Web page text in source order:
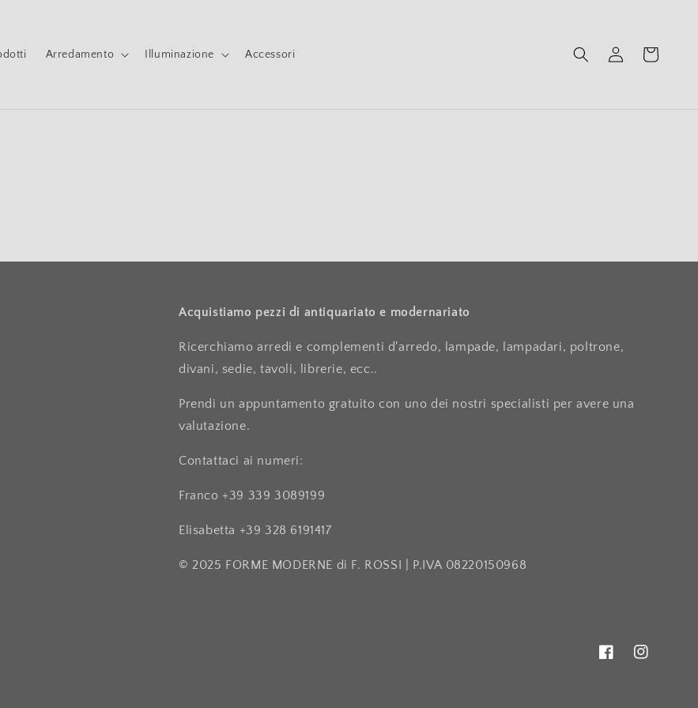
Arredamento Illuminazione Accessori Accedi Carrello
Acquistiamo pezzi di antiquariato e modernariato
Ricerchiamo arredi e complementi d'arredo, lampade, lampadari, poltrone,
divani, sedie, tavoli, librerie, ecc..
Prendi un appuntamento gratuito con uno dei nostri specialisti per avere una
valutazione.
Contattaci ai numeri:
Franco +39 339 3089199
Elisabetta +39 328 6191417
© 2025 FORME MODERNE di F. ROSSI | P.IVA 08220150968
FacebookInstagram